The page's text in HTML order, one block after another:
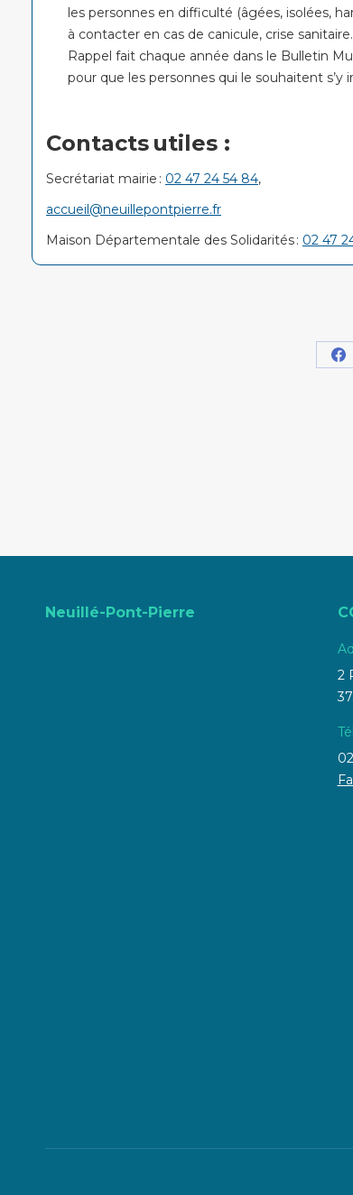
les personnes en difficulté (âgées, isolées,
à contacter en cas de canicule, crise
Rappel fait chaque année dans le Bulletin
pour que les personnes qui le souhaitent s’y
Contacts utiles :
Secrétariat mairie : 02 47 24 54 84,
accueil@neuillepontpierre.fr
Maison Départementale des Solidarités : 02 47
Neuillé-Pont-Pierre
2